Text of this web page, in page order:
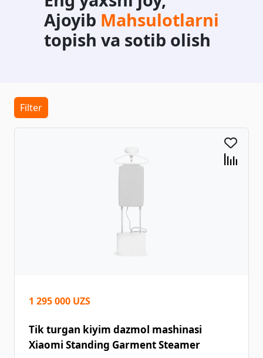
Ajoyib Mahsulotlarni
topish va sotib olish
Filter
1 295 000 UZS
Tik turgan kiyim dazmol mashinasi
Xiaomi Standing Garment Steamer